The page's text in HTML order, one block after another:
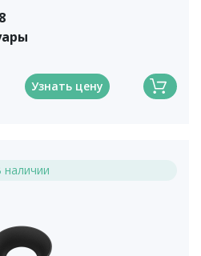
Узнать цену
наличии